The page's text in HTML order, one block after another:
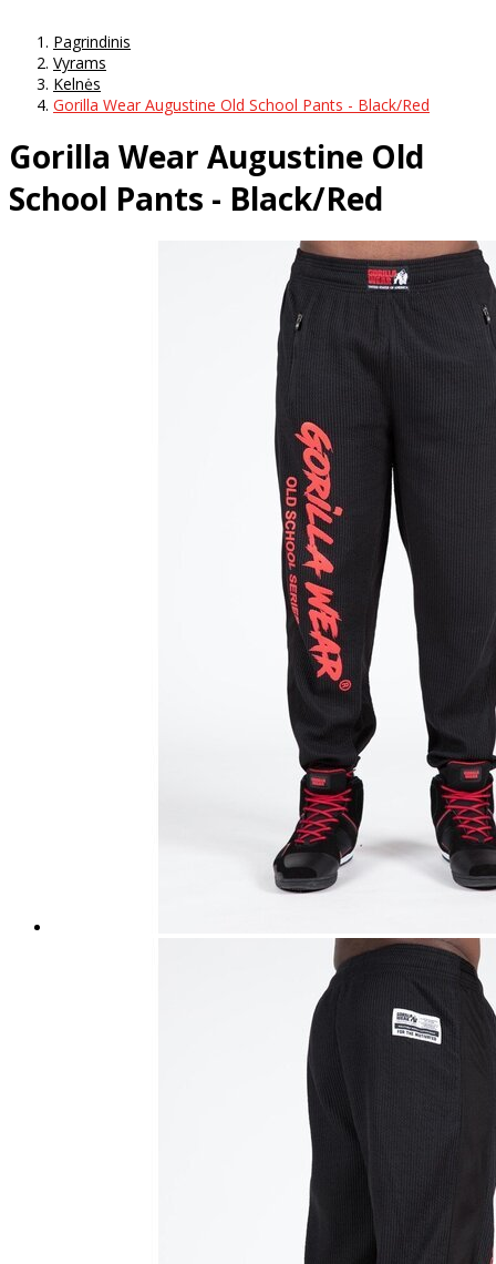
Pagrindinis
Vyrams
Kelnės
Gorilla Wear Augustine Old School Pants - Black/Red
Gorilla Wear Augustine Old
School Pants - Black/Red